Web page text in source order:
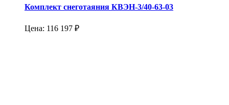
Комплект снеготаяния КВЭН-3/40-63-03
Цена: 116 197 ₽